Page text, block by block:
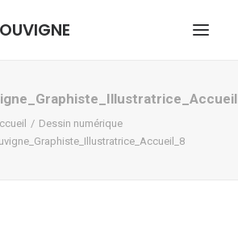
Dessin numérique